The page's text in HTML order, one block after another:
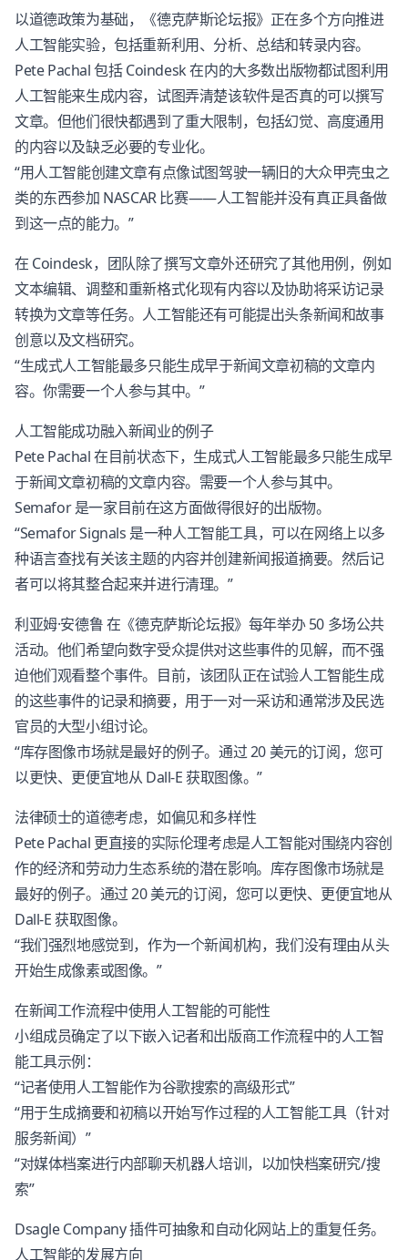
以道德政策为基础，《德克萨斯论坛报》正在多个方向推进
人工智能实验，包括重新利用、分析、总结和转录内容。
Pete Pachal 包括 Coindesk 在内的大多数出版物都试图利用
人工智能来生成内容，试图弄清楚该软件是否真的可以撰写
文章。但他们很快都遇到了重大限制，包括幻觉、高度通用
的内容以及缺乏必要的专业化。
“用人工智能创建文章有点像试图驾驶一辆旧的大众甲壳虫之
类的东西参加 NASCAR 比赛——人工智能并没有真正具备做
到这一点的能力。”
在 Coindesk，团队除了撰写文章外还研究了其他用例，例如
文本编辑、调整和重新格式化现有内容以及协助将采访记录
转换为文章等任务。人工智能还有可能提出头条新闻和故事
创意以及文档研究。
“生成式人工智能最多只能生成早于新闻文章初稿的文章内
容。你需要一个人参与其中。”
人工智能成功融入新闻业的例子
Pete Pachal 在目前状态下，生成式人工智能最多只能生成早
于新闻文章初稿的文章内容。需要一个人参与其中。
Semafor 是一家目前在这方面做得很好的出版物。
“Semafor Signals 是一种人工智能工具，可以在网络上以多
种语言查找有关该主题的内容并创建新闻报道摘要。然后记
者可以将其整合起来并进行清理。”
利亚姆·安德鲁 在《德克萨斯论坛报》每年举办 50 多场公共
活动。他们希望向数字受众提供对这些事件的见解，而不强
迫他们观看整个事件。目前，该团队正在试验人工智能生成
的这些事件的记录和摘要，用于一对一采访和通常涉及民选
官员的大型小组讨论。
“库存图像市场就是最好的例子。通过 20 美元的订阅，您可
以更快、更便宜地从 Dall-E 获取图像。”
法律硕士的道德考虑，如偏见和多样性
Pete Pachal 更直接的实际伦理考虑是人工智能对围绕内容创
作的经济和劳动力生态系统的潜在影响。库存图像市场就是
最好的例子。通过 20 美元的订阅，您可以更快、更便宜地从
Dall-E 获取图像。
“我们强烈地感觉到，作为一个新闻机构，我们没有理由从头
开始生成像素或图像。”
在新闻工作流程中使用人工智能的可能性
小组成员确定了以下嵌入记者和出版商工作流程中的人工智
能工具示例：
“记者使用人工智能作为谷歌搜索的高级形式”
“用于生成摘要和初稿以开始写作过程的人工智能工具（针对
服务新闻）”
“对媒体档案进行内部聊天机器人培训，以加快档案研究/搜
索”
Dsagle Company 插件可抽象和自动化网站上的重复任务。
人工智能的发展方向